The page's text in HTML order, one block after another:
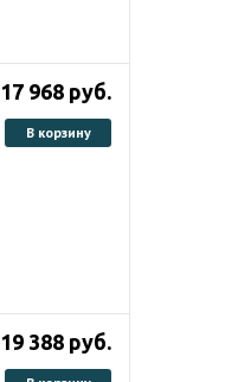
17 968 руб.
В корзину
19 388 руб.